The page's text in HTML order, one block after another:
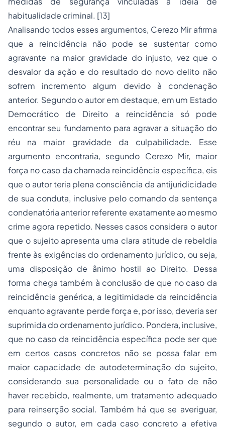
habitualidade criminal. [13]
Analisando todos esses argumentos, Cerezo Mir afirma
que a reincidência não pode se sustentar como
agravante na maior gravidade do injusto, vez que o
desvalor da ação e do resultado do novo delito não
sofrem incremento algum devido à condenação
anterior. Segundo o autor em destaque, em um Estado
Democrático de Direito a reincidência só pode
encontrar seu fundamento para agravar a situação do
réu na maior gravidade da culpabilidade. Esse
argumento encontraria, segundo Cerezo Mir, maior
força no caso da chamada reincidência específica, eis
que o autor teria plena consciência da antijuridicidade
de sua conduta, inclusive pelo comando da sentença
condenatória anterior referente exatamente ao mesmo
crime agora repetido. Nesses casos considera o autor
que o sujeito apresenta uma clara atitude de rebeldia
frente às exigências do ordenamento jurídico, ou seja,
uma disposição de ânimo hostil ao Direito. Dessa
forma chega também à conclusão de que no caso da
reincidência genérica, a legitimidade da reincidência
enquanto agravante perde força e, por isso, deveria ser
suprimida do ordenamento jurídico. Pondera, inclusive,
que no caso da reincidência específica pode ser que
em certos casos concretos não se possa falar em
maior capacidade de autodeterminação do sujeito,
considerando sua personalidade ou o fato de não
haver recebido, realmente, um tratamento adequado
para reinserção social. Também há que se averiguar,
segundo o autor, em cada caso concreto a efetiva